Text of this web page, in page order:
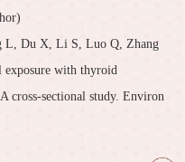
L, Du X, Li S, Luo Q, Zhang
exposure with thyroid
cross-sectional study. Environ